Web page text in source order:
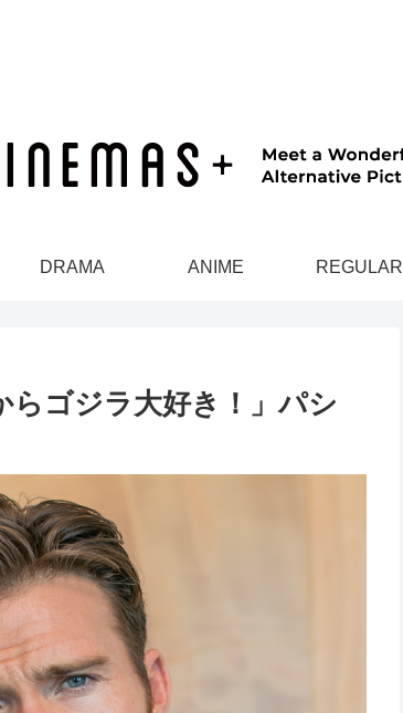
DRAMA ANIME REGULAR
ゴジラ大好き！」パシ